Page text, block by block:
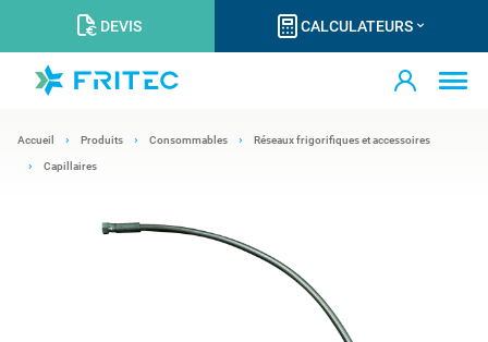
DEVIS CALCULATEURS
Accueil Produits Consommables Réseaux frigorifiques et accessoires
Capillaires